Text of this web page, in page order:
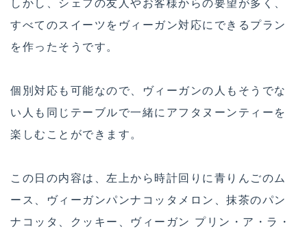
すべてのスイーツをヴィーガン対応にできるプラン
を作ったそうです。
個別対応も可能なので、ヴィーガンの人もそうでな
い人も同じテーブルで一緒にアフタヌーンティーを
楽しむことができます。
この日の内容は、左上から時計回りに青りんごのム
ース、ヴィーガンパンナコッタメロン、抹茶のパン
ナコッタ、クッキー、ヴィーガン プリン・ア・ラ・